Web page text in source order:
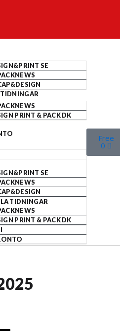
SE
PRINT & PACK DK
SE
TIDNINGAR
PRINT & PACK DK
Free
0